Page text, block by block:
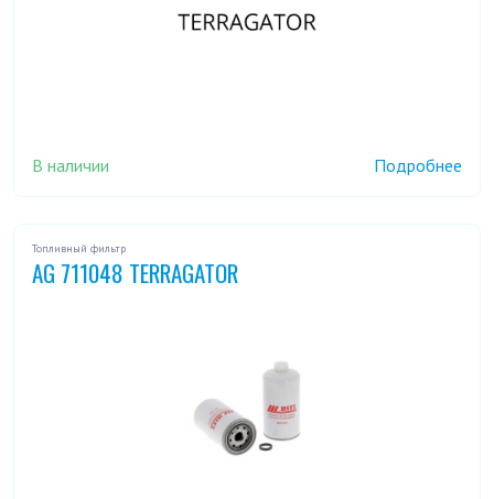
В наличии Подробнее
Топливный фильтр
AG 711048 TERRAGATOR